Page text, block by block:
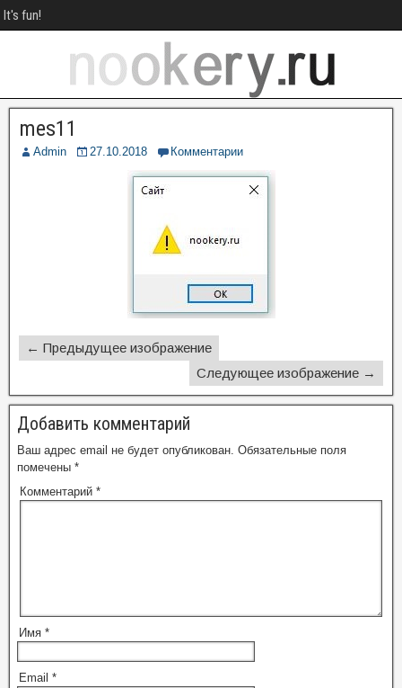
It's fun!
mes11
Admin 27.10.2018 Комментарии
← Предыдущее изображение
Следующее изображение →
Добавить комментарий
Ваш адрес email не будет опубликован. Обязательные поля
помечены *
Комментарий *
Имя *
Email *